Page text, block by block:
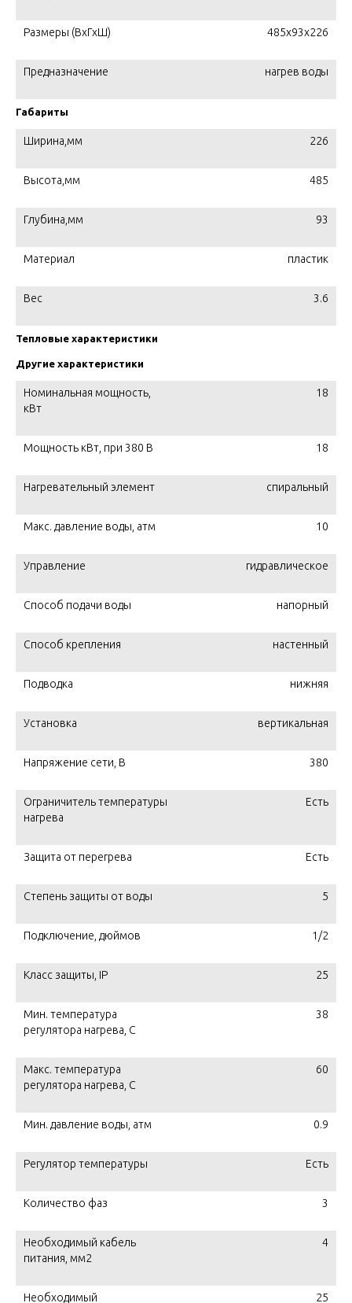
Размеры (ВхГхШ) 485x93x226
Предназначение нагрев воды
Габариты
Ширина,мм 226
Высота,мм 485
Глубина,мм 93
Материал пластик
Вес 3.6
Тепловые характеристики
Другие характеристики
Номинальная мощность,
кВт
18
Мощность кВт, при 380 В 18
Нагревательный элемент спиральный
Макс. давление воды, атм 10
Управление гидравлическое
Способ подачи воды напорный
Способ крепления настенный
Подводка нижняя
Установка вертикальная
Напряжение сети, В 380
Ограничитель температуры
нагрева
Есть
Защита от перегрева Есть
Степень защиты от воды 5
Подключение, дюймов 1/2
Класс защиты, IP 25
Мин. температура
регулятора нагрева, С
38
Макс. температура
регулятора нагрева, С
60
Мин. давление воды, атм 0.9
Регулятор температуры Есть
Количество фаз 3
Необходимый кабель
питания, мм2
4
Необходимый 25